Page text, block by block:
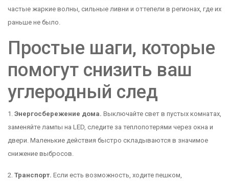
частые жаркие волны, сильные ливни и оттепели в регионах, где их
раньше не было.
Простые шаги, которые
помогут снизить ваш
углеродный след
1. Энергосбережение дома. Выключайте свет в пустых комнатах,
заменяйте лампы на LED, следите за теплопотерями через окна и
двери. Маленькие действия быстро складываются в значимое
снижение выбросов.
2. Транспорт. Если есть возможность, ходите пешком,